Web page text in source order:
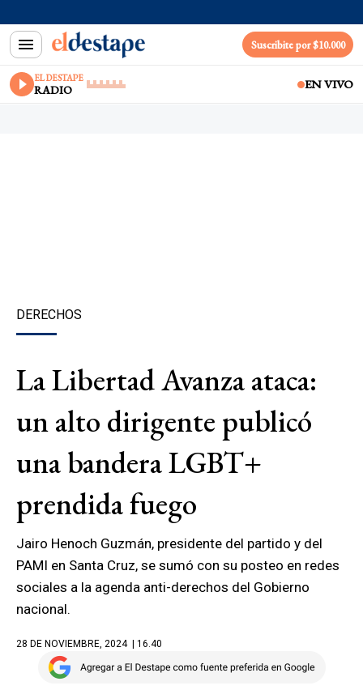
Suscribite por $10.000
EL DESTAPE
RADIO EN VIVO
DERECHOS
La Libertad Avanza ataca:
un alto dirigente publicó
una bandera LGBT+
prendida fuego
Jairo Henoch Guzmán, presidente del partido y del
PAMI en Santa Cruz, se sumó con su posteo en redes
sociales a la agenda anti-derechos del Gobierno
nacional.
28 DE NOVIEMBRE, 2024 | 16.40